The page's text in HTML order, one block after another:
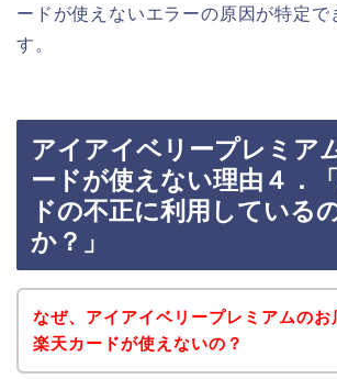
ードが使えないエラーの原因が特定で
す。
アイアイベリープレミア
ードが使えない理由４．
ドの不正に利用している
か？」
なぜ、アイアイベリープレミアムのお
楽天カードが使えないの？